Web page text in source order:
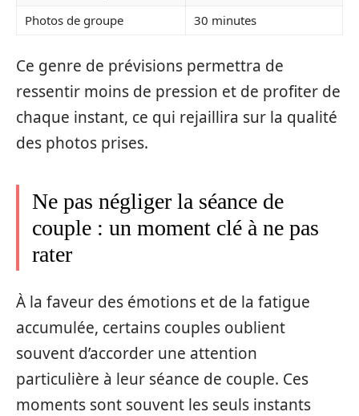
Photos de groupe
30 minutes
Ce genre de prévisions permettra de
ressentir moins de pression et de profiter de
chaque instant, ce qui rejaillira sur la qualité
des photos prises.
Ne pas négliger la séance de
couple : un moment clé à ne pas
rater
À la faveur des émotions et de la fatigue
accumulée, certains couples oublient
souvent d’accorder une attention
particulière à leur séance de couple. Ces
moments sont souvent les seuls instants